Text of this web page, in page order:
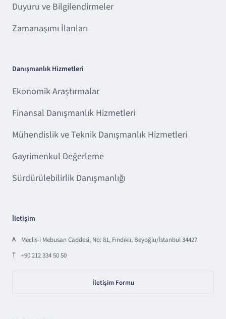
Duyuru ve Bilgilendirmeler
Zamanaşımı İlanları
Danışmanlık Hizmetleri
Ekonomik Araştırmalar
Finansal Danışmanlık Hizmetleri
Mühendislik ve Teknik Danışmanlık Hizmetleri
Gayrimenkul Değerleme
Sürdürülebilirlik Danışmanlığı
İletişim
A
Meclis-i Mebusan Caddesi, No: 81, Fındıklı, Beyoğlu/İstanbul 34427
T
+90 212 334 50 50
İletişim Formu